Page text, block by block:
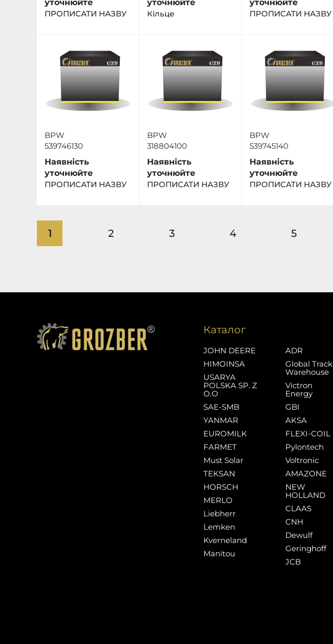
уточнюйте
ПРОПИСАТИ НАЗВУ
уточнюйте
Кільце
уточнюйте
ПРОПИСАТИ НАЗВУ
BPW
539746130
Наявність
уточнюйте
ПРОПИСАТИ НАЗВУ
BPW
318804100
Наявність
уточнюйте
ПРОПИСАТИ НАЗВУ
BPW
539745140
Наявність
уточнюйте
ПРОПИСАТИ НАЗВУ
1 2 3 4 5
Каталог
JOHN DEERE
HIMOINSA
USARYA
POLSKA SP. Z
O.O
SAE-SMB
YANMAR
EUROMILK
FARMET
Must Solar
TEKSAN
HORSCH
MERLO
Liebherr
Lemken
Kverneland
Manitou
ADR
Global Track
Warehouse
Victron
Energy
GBI
AKSA
FLEXI-COIL
Pylontech
Voltronic
AMAZONE
NEW
HOLLAND
CLAAS
CNH
Dewulf
Geringhoff
JCB